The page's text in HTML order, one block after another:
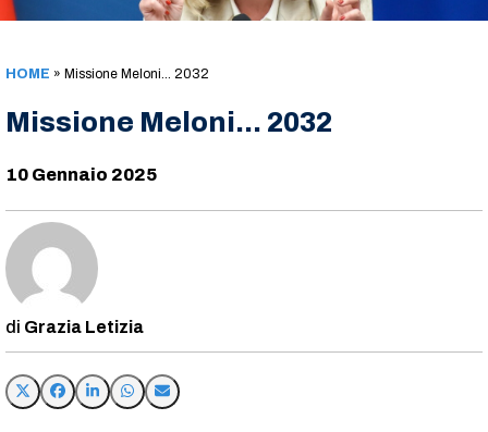
HOME » Missione Meloni… 2032
Missione Meloni… 2032
10 Gennaio 2025
Grazia Letizia